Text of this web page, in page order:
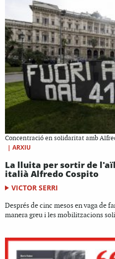
Concentració en solidaritat amb
| ARXIU
La lluita per sortir de
italià Alfredo Cospito
VICTOR SERRI
Després de cinc mesos en vaga de
manera greu i les mobilitzacions